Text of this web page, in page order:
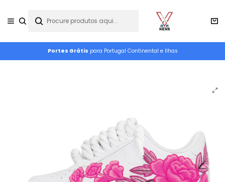
Portes Grátis para Portugal Continental e Ilhas